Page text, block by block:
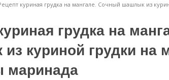
куриная грудка на мангале. Сочный шашлык из
грудка на
куриной грудки на
маринада